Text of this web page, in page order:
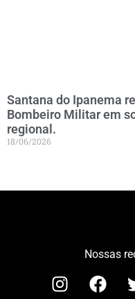
Santana do Ipanema
Bombeiro Militar em
regional.
18/06/2026
Nossas